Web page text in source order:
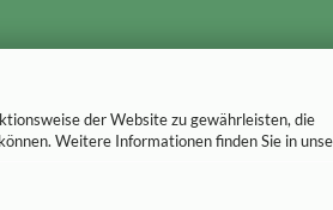
der Website zu gewährleisten, die
Weitere Informationen finden Sie in